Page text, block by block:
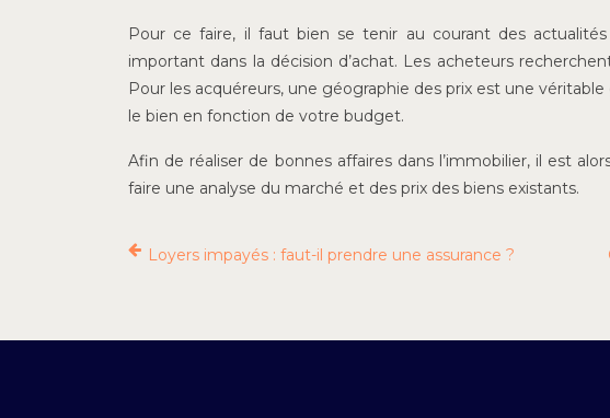
Pour ce faire, il faut bien se tenir au courant des
important dans la décision d’achat. Les acheteurs
Pour les acquéreurs, une géographie des prix est une
le bien en fonction de votre budget.
Afin de réaliser de bonnes affaires dans l’immobilier, il est
faire une analyse du marché et des prix des biens existants.
Loyers impayés : faut-il prendre une assurance ?